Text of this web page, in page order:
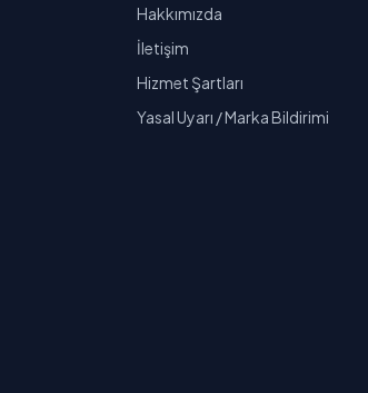
Hakkımızda
İletişim
Hizmet Şartları
Yasal Uyarı / Marka Bildirimi